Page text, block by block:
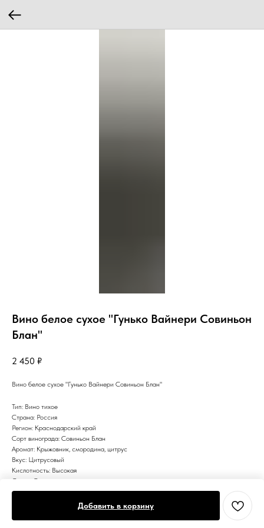
Вино белое сухое "Гунько Вайнери Совиньон
Блан"
2 450 ₽
Добавить в корзину
Вино белое сухое "Гунько Вайнери Совиньон Блан"
Тип: Вино тихое
Страна: Россия
Регион: Краснодарский край
Сорт винограда: Совиньон Блан
Аромат: Крыжовник, смородина, цитрус
Вкус: Цитрусовый
Кислотность: Высокая
Сахар: Сухое
Цвет: Белое